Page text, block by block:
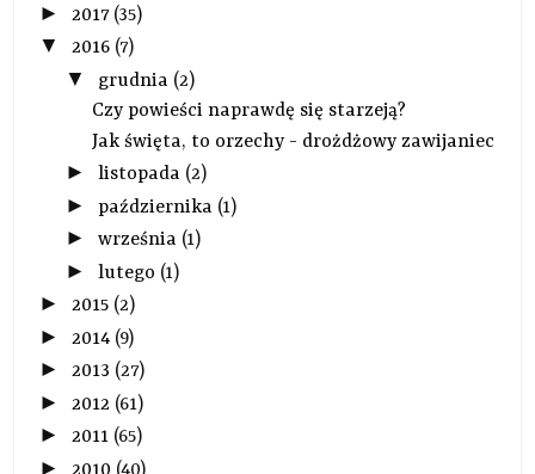
► 2017 (35)
▼2016 (7)
▼ grudnia (2)
Czy powieści naprawdę się starzeją?
Jak święta, to orzechy - drożdżowy zawijaniec
► listopada (2)
► października (1)
► września (1)
► lutego (1)
►2015 (2)
► 2014 (9)
►2013 (27)
► 2012 (61)
►2011 (65)
►